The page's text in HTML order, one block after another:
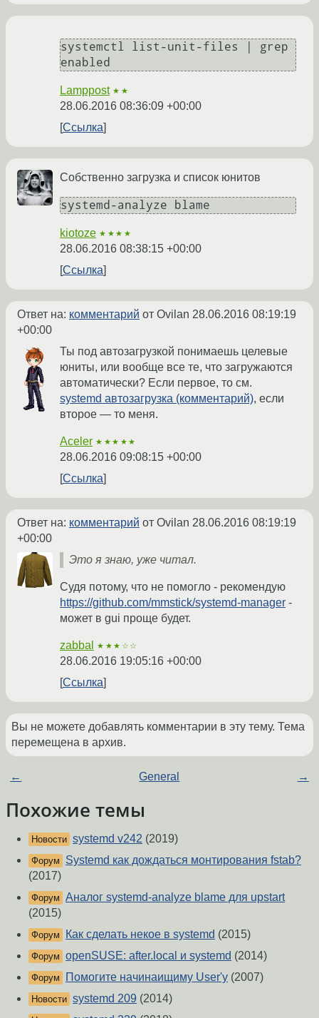
systemctl list-unit-files | grep
enabled
Lamppost ★★
28.06.2016 08:36:09 +00:00
Ссылка
Собственно загрузка и список юнитов
systemd-analyze blame
kiotoze ★★★★
28.06.2016 08:38:15 +00:00
Ссылка
Ответ на: комментарий от Ovilan 28.06.2016 08:19:19
+00:00
Ты под автозагрузкой понимаешь целевые
юниты, или вообще все те, что загружаются
автоматически? Если первое, то см.
systemd автозагрузка (комментарий), если
второе — то меня.
Aceler ★★★★★
28.06.2016 09:08:15 +00:00
Ссылка
Ответ на: комментарий от Ovilan 28.06.2016 08:19:19
+00:00
Это я знаю, уже читал.
Судя потому, что не помогло - рекомендую
https://github.com/mmstick/systemd-manager -
может в gui проще будет.
zabbal ★★★☆☆
28.06.2016 19:05:16 +00:00
Ссылка
Вы не можете добавлять комментарии в эту тему. Тема
перемещена в архив.
← General →
Похожие темы
Новости systemd v242 (2019)
Форум
Systemd как дождаться монтирования fstab?
(2017)
Форум Аналог systemd-analyze blame для upstart
(2015)
Форум Как сделать некое в systemd (2015)
Форум openSUSE: after.local и systemd (2014)
Форум Помогите начинаищиму User'у (2007)
Новости systemd 209 (2014)